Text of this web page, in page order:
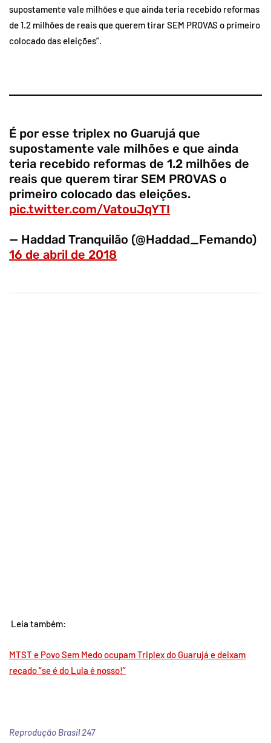
supostamente vale milhões e que ainda teria recebido reformas
de 1.2 milhões de reais que querem tirar SEM PROVAS o primeiro
colocado das eleições”.
É por esse triplex no Guarujá que
supostamente vale milhões e que ainda
teria recebido reformas de 1.2 milhões de
reais que querem tirar SEM PROVAS o
primeiro colocado das eleições.
pic.twitter.com/VatouJqYTI
— Haddad Tranquilão (@Haddad_Femando)
16 de abril de 2018
Leia também:
MTST e Povo Sem Medo ocupam Triplex do Guarujá e deixam
recado “se é do Lula é nosso!”
Reprodução Brasil 247